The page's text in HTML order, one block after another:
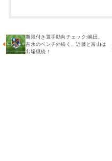
期限付き選手動向チェック:嶋田、
吉永のベンチ外続く、近藤と富山は
出場継続！